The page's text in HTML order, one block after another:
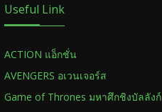
Useful Link
ACTION แอ็กชั่น
AVENGERS อเวนเจอร์ส
Game of Thrones มหาศึกชิงบัลลังก์